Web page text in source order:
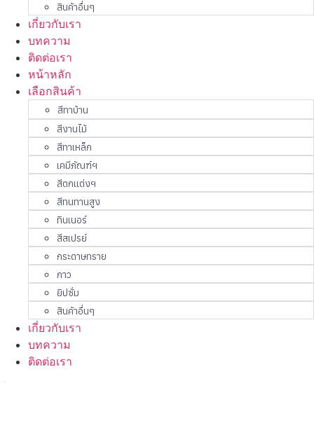
สินค้าอื่นๆ
เกี่ยวกับเรา
บทความ
ติดต่อเรา
หน้าหลัก
เลือกสินค้า
สีทาบ้าน
สีงานไม้
สีทาเหล็ก
เคมีภัณฑ์ฯ
สีตกแต่งฯ
สีทนทานสูง
ทินเนอร์
สีสเปรย์
กระดาษทราย
กาว
ยิปซั่ม
สินค้าอื่นๆ
เกี่ยวกับเรา
บทความ
ติดต่อเรา